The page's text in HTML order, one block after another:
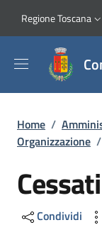
Slim top
Regione Toscana
Briciole
Home /
Organizzazione /
Cessati
Condividi